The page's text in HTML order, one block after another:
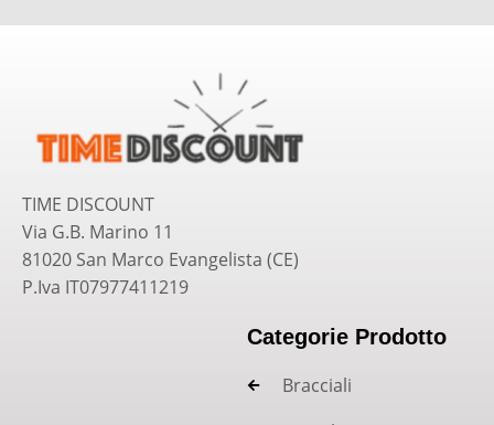
TIME DISCOUNT
Via G.B. Marino 11
81020 San Marco Evangelista (CE)
P.Iva IT07977411219
Categorie Prodotto
Bracciali